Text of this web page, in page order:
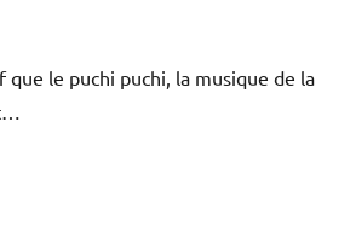
que le puchi puchi, la musique de la